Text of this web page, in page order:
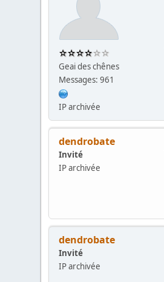
Geai des chênes
Messages: 961
IP archivée
dendrobate
Invité
IP archivée
dendrobate
Invité
IP archivée